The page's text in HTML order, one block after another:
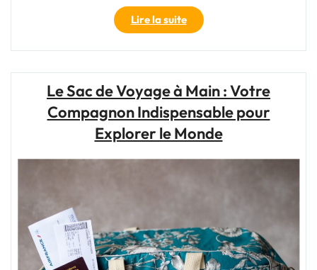
Lire la suite"Guide
du
Sac
Bagage
Cabine
Air
France
:
Léger"
Le Sac de Voyage à Main : Votre
Compagnon Indispensable pour
Explorer le Monde